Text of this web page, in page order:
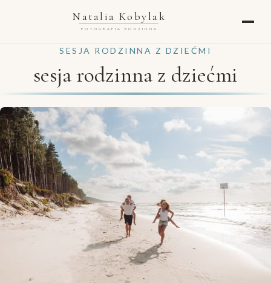
Natalia Kobylak
FOTOGRAFIA RODZINNA
SESJA RODZINNA Z DZIEĆMI
sesja rodzinna z dziećmi